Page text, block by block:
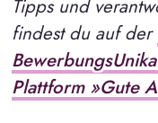
Tipps und
findest du auf der
Plattform »Gute